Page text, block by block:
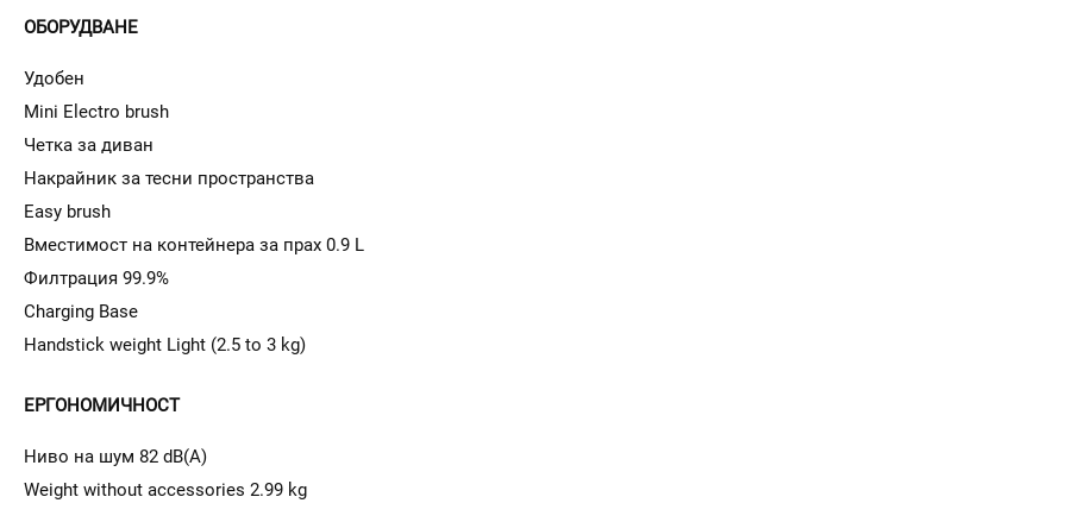
ОБОРУДВАНЕ
Удобен
Mini Electro brush
Четка за диван
Накрайник за тесни пространства
Easy brush
Вместимост на контейнера за прах 0.9 L
Филтрация 99.9%
Charging Base
Handstick weight Light (2.5 to 3 kg)
ЕРГОНОМИЧНОСТ
Ниво на шум 82 dB(A)
Weight without accessories 2.99 kg